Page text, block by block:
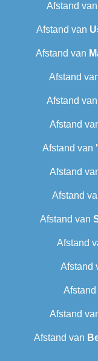
Afstand van
Afstand van
Afstand van
Afstand
Afstand van
Afstand
Afstand van
Afstand
Afstand
Afstand van
Afstand
Afstand
Afstand
Afstand
Afstand van